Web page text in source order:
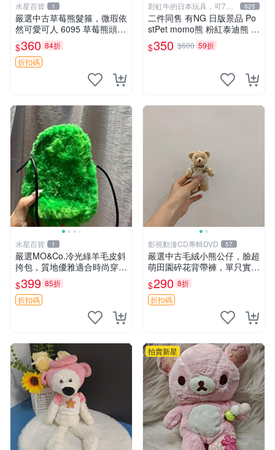
水星百貨 1
嚴選中古草莓熊髮箍，微瑕依
然可愛可人 6095 草莓熊頭飾
中古髮圈 熊寶 寶寶 娃娃熊髮
箍 中古收藏 玩具髮夾
$360 84折
折扣碼
彩虹牛的日本玩具，可7取
付
825
二件同售 有NG 日版景品 Po
stPet momo熊 粉紅泰迪熊 妹
妹 comomo 企鵝 娃娃 布偶
手指頭 娃娃
$350 $600 59折
水星百貨 1
嚴選MO&Co.冷光綠羊毛皮斜
挎包，質地優雅適合時尚穿搭
冷光綠 皮包 斜挎包
$399 85折
折扣碼
影視動漫CD專輯DVD 57
嚴選中古毛絨小熊公仔，臉超
萌田園碎花背帶褲，單只實拍
展示 中古、毛絨玩具、玩偶
$290 8折
折扣碼
拍賣新星